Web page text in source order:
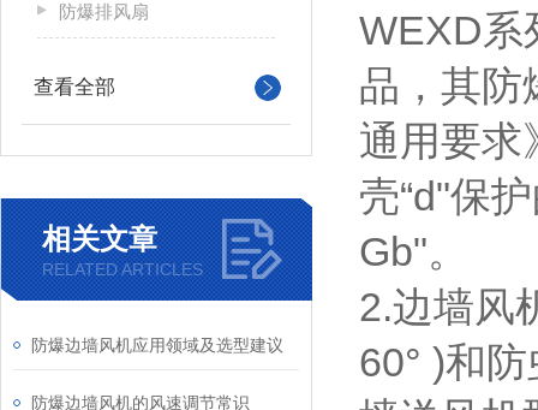
防爆排风扇
查看全部
相关文章
RELATED ARTICLES
防爆边墙风机应用领域及选型建议
防爆边墙风机的风速调节常识
WEXD系
品，其防
通用要求
壳“d"保
Gb"。
2.边墙风
60° )和